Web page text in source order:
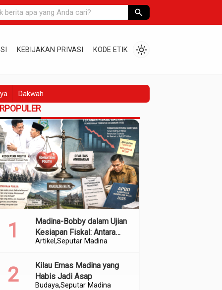
search
KEBIJAKAN PRIVASI KODE ETIK light_mode
Dakwah
Artikel Seputar Madina
Madina-Bobby dalam Ujian
Kesiapan Fiskal: Antara
Kedekatan Politik dan
BudayaSeputar Madina
Kilau Emas Madina yang
Habis Jadi Asap